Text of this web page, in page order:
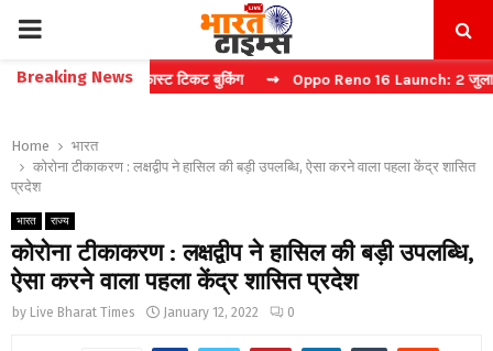
PRIMARY
MENU
Breaking News
कैप्चा करें फास्ट टिकट बुकिंग ⇝ Oppo Reno 16 Launch: 2 जुलाई को
Home
भारत
कोरोना टीकाकरण : लक्षद्वीप ने हासिल की बड़ी उपलब्धि, ऐसा करने वाला पहला केंद्र शासित
प्रदेश
भारत राज्य
कोरोना टीकाकरण : लक्षद्वीप ने हासिल की बड़ी उपलब्धि,
ऐसा करने वाला पहला केंद्र शासित प्रदेश
by Live Bharat Times January 12, 2022 0